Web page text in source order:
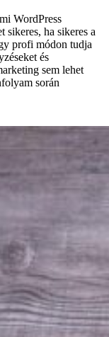
WordPress
sikeres, ha sikeres a
profi módon tudja
és
sem lehet
során